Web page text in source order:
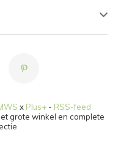
x Plus+ - RSS-feed
grote winkel en complete